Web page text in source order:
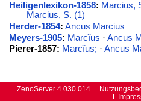
Heiligenlexikon-1858: Marcius,
Marcius, S. (1)
Herder-1854: Ancus Marcius
Meyers-1905: Marcĭus · Ancus
Pierer-1857: Marcĭus; · Ancus
ZenoServer 4.030.014